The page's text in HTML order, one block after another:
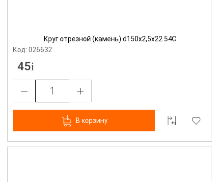
Круг отрезной (камень) d150х2,5х22 54С
Код: 026632
45
В корзину